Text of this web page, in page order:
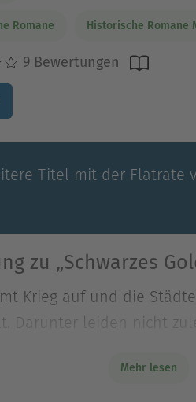
Romane Historische Romane
9 Bewertungen
Titel mit der Flatrate
zu „Schwarzes
Krieg auf und die
Darunter leiden nicht
Krieg auf und dieMehr lesen